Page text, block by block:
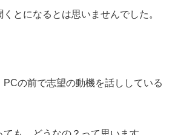
とになるとは思いませんでした。
PCの前で志望の動機を話ししている